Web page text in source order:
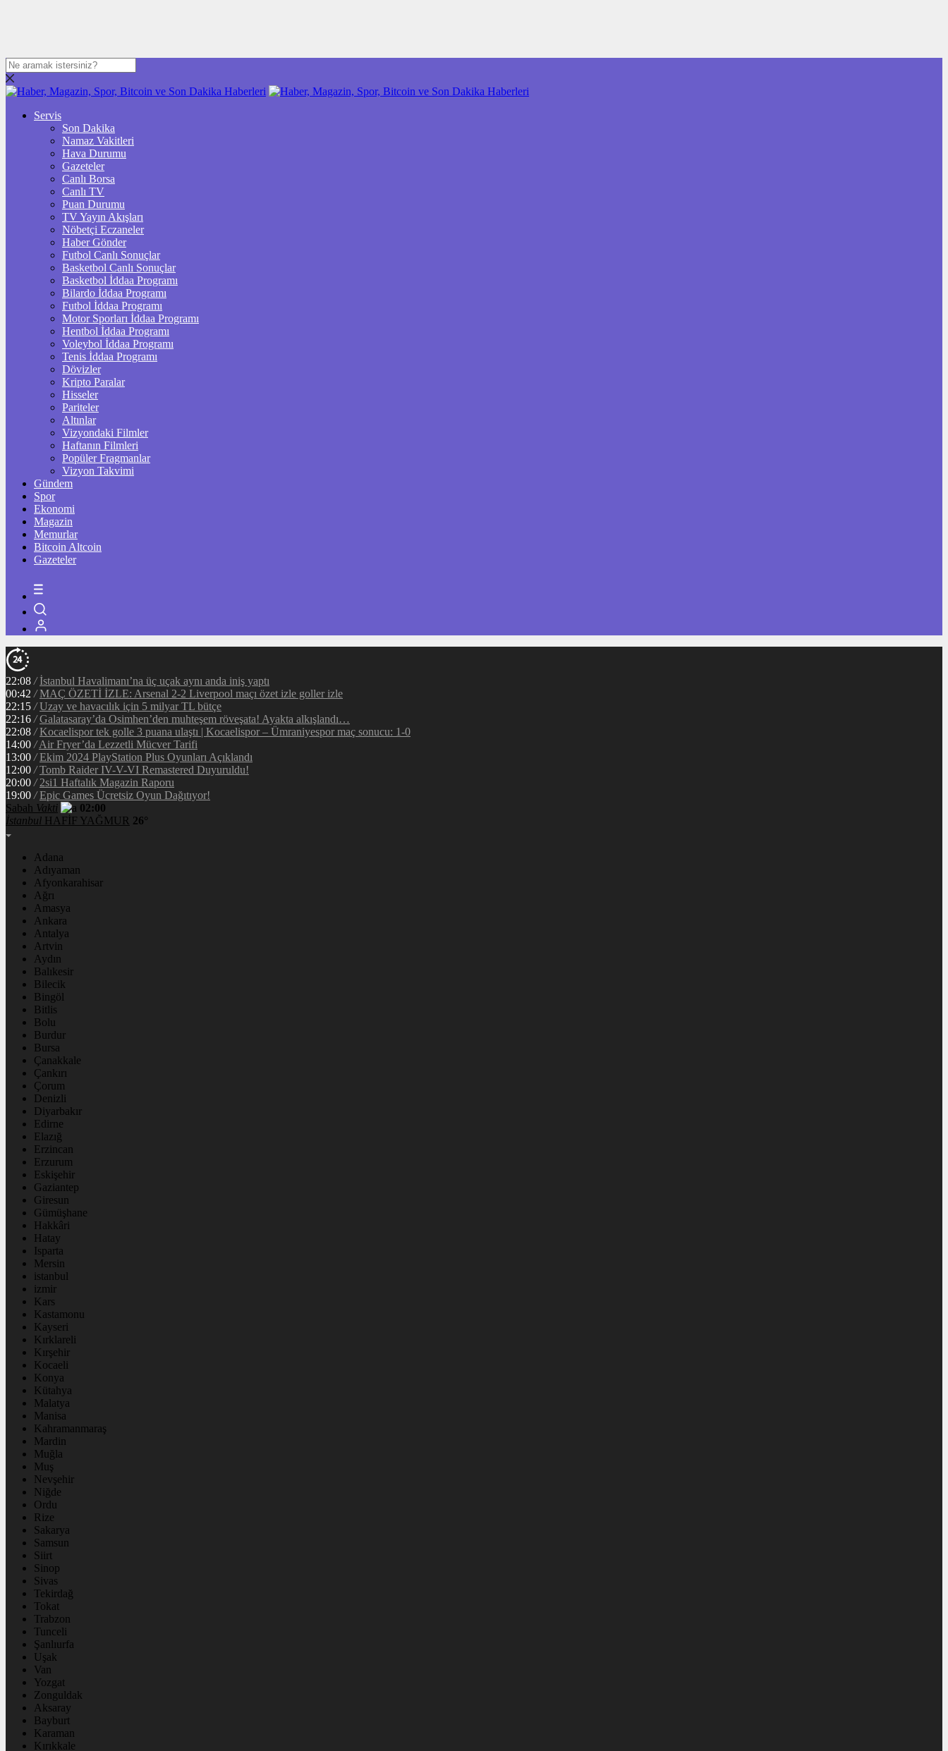
Servis
Son Dakika
Namaz Vakitleri
Hava Durumu
Gazeteler
Canlı Borsa
Canlı TV
Puan Durumu
TV Yayın Akışları
Nöbetçi Eczaneler
Haber Gönder
Futbol Canlı Sonuçlar
Basketbol Canlı Sonuçlar
Basketbol İddaa Programı
Bilardo İddaa Programı
Futbol İddaa Programı
Motor Sporları İddaa Programı
Hentbol İddaa Programı
Voleybol İddaa Programı
Tenis İddaa Programı
Dövizler
Kripto Paralar
Hisseler
Pariteler
Altınlar
Vizyondaki Filmler
Haftanın Filmleri
Popüler Fragmanlar
Vizyon Takvimi
Gündem
Spor
Ekonomi
Magazin
Memurlar
Bitcoin Altcoin
Gazeteler
22:08 / İstanbul Havalimanı’na üç uçak aynı anda iniş yaptı
00:42 / MAÇ ÖZETİ İZLE: Arsenal 2-2 Liverpool maçı özet izle goller izle
22:15 / Uzay ve havacılık için 5 milyar TL bütçe
22:16 / Galatasaray’da Osimhen’den muhteşem röveşata! Ayakta alkışlandı…
22:08 / Kocaelispor tek golle 3 puana ulaştı | Kocaelispor – Ümraniyespor maç sonucu: 1-0
14:00 / Air Fryer’da Lezzetli Mücver Tarifi
13:00 / Ekim 2024 PlayStation Plus Oyunları Açıklandı
12:00 / Tomb Raider IV-V-VI Remastered Duyuruldu!
20:00 / 2si1 Haftalık Magazin Raporu
19:00 / Epic Games Ücretsiz Oyun Dağıtıyor!
Sabah Vakti
02:00
İstanbul HAFİF YAĞMUR 26°
Adana
Adıyaman
Afyonkarahisar
Ağrı
Amasya
Ankara
Antalya
Artvin
Aydın
Balıkesir
Bilecik
Bingöl
Bitlis
Bolu
Burdur
Bursa
Çanakkale
Çankırı
Çorum
Denizli
Diyarbakır
Edirne
Elazığ
Erzincan
Erzurum
Eskişehir
Gaziantep
Giresun
Gümüşhane
Hakkâri
Hatay
Isparta
Mersin
istanbul
izmir
Kars
Kastamonu
Kayseri
Kırklareli
Kırşehir
Kocaeli
Konya
Kütahya
Malatya
Manisa
Kahramanmaraş
Mardin
Muğla
Muş
Nevşehir
Niğde
Ordu
Rize
Sakarya
Samsun
Siirt
Sinop
Sivas
Tekirdağ
Tokat
Trabzon
Tunceli
Şanlıurfa
Uşak
Van
Yozgat
Zonguldak
Aksaray
Bayburt
Karaman
Kırıkkale